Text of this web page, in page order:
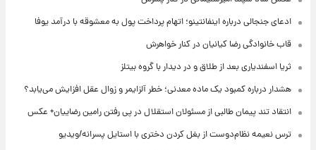
ادعای جنجالی درباره اینفانتینو؛ اتهام پرداخت پول به معشوقه با درآمد یوفا
قاب خانوادگی رضا کیانیان در کنار خواهرش
ثریا اسفندیاری بعد از طلاق و در دیدار با گروه بیتلز
هشدار درباره کمبود یک ماده معدنی؛ خطر آلزایمر و زوال عقل افزایش می‌یابد؟
انتقاد تند پیمان طالبی از مسئولان استقلال در پی رفتن رامین رضاییان+ عکس
ترس نعیمه نظام‌دوست از بغل کردن دختری با استایل پسرانه/ویدیو